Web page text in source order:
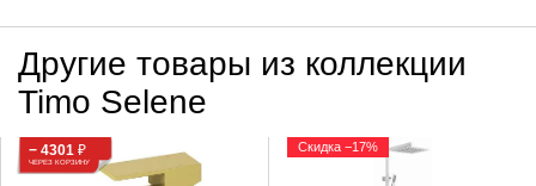
Другие товары из коллекции
Timo Selene
− 4301 ₽
ЧЕРЕЗ КОРЗИНУ
Скидка −17%